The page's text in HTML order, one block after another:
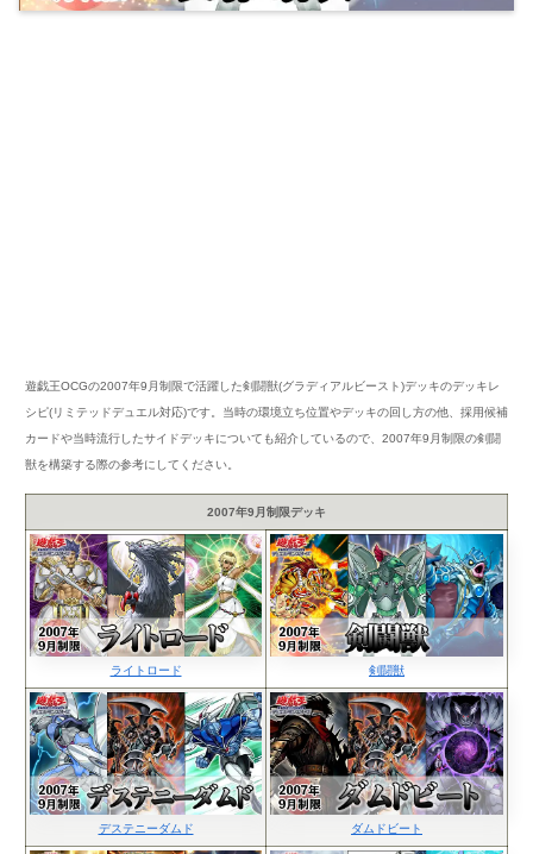
遊戯王OCGの2007年9月制限で活躍した剣闘獣(グラディアルビースト)デッキのデッキレ
シピ(リミテッドデュエル対応)です。当時の環境立ち位置やデッキの回し方の他、採用候補
カードや当時流行したサイドデッキについても紹介しているので、2007年9月制限の剣闘
獣を構築する際の参考にしてください。
2007年9月制限デッキ
ライトロード 剣闘獣
デステニーダムド ダムドビート